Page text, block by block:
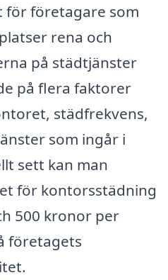
för företagare som
rena och
på städtjänster
på flera faktorer
städfrekvens,
som ingår i
sett kan man
för kontorsstädning
500 kronor per
företagets